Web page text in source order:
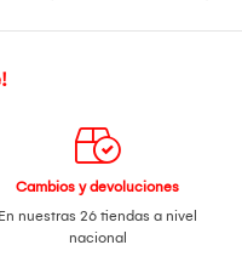
Cambios y devoluciones
En nuestras 26 tiendas a nivel
nacional